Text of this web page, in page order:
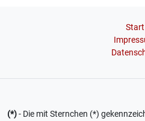
Start
(*)- Die mit Sternchen (*)